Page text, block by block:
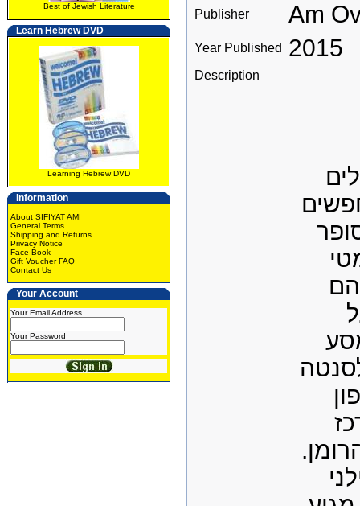
Best of Jewish Literature
Learn Hebrew DVD
Learning Hebrew DVD
Information
About SIFIYAT AMI
General Terms
Shipping and Returns
Privacy Notice
Face Book
Gift Voucher FAQ
Contact Us
Your Account
Your Email Address
Your Password
Publisher Am
Year Published 2015
Description